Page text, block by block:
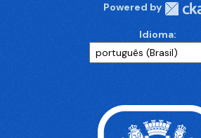
Powered by
Idioma